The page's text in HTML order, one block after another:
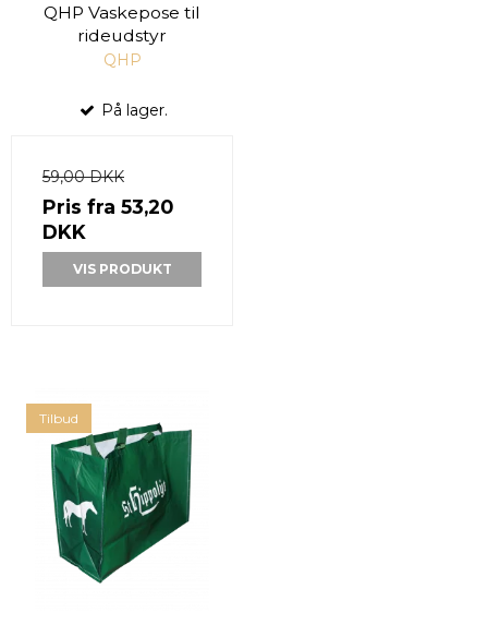
QHP Vaskepose til
rideudstyr
QHP
På lager.
59,00 DKK
Pris fra 53,20
DKK
VIS PRODUKT
Tilbud